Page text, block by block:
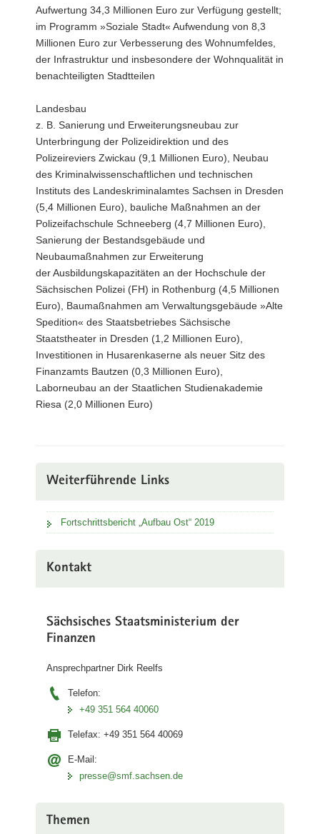
Aufwertung 34,3 Millionen Euro zur Verfügung gestellt;
im Programm »Soziale Stadt« Aufwendung von 8,3
Millionen Euro zur Verbesserung des Wohnumfeldes,
der Infrastruktur und insbesondere der Wohnqualität in
benachteiligten Stadtteilen
Landesbau
z. B. Sanierung und Erweiterungsneubau zur
Unterbringung der Polizeidirektion und des
Polizeireviers Zwickau (9,1 Millionen Euro), Neubau
des Kriminalwissenschaftlichen und technischen
Instituts des Landeskriminalamtes Sachsen in Dresden
(5,4 Millionen Euro), bauliche Maßnahmen an der
Polizeifachschule Schneeberg (4,7 Millionen Euro),
Sanierung der Bestandsgebäude und
Neubaumaßnahmen zur Erweiterung
der Ausbildungskapazitäten an der Hochschule der
Sächsischen Polizei (FH) in Rothenburg (4,5 Millionen
Euro), Baumaßnahmen am Verwaltungsgebäude »Alte
Spedition« des Staatsbetriebes Sächsische
Staatstheater in Dresden (1,2 Millionen Euro),
Investitionen in Husarenkaserne als neuer Sitz des
Finanzamts Bautzen (0,3 Millionen Euro),
Laborneubau an der Staatlichen Studienakademie
Riesa (2,0 Millionen Euro)
Weiterführende Links
Fortschrittsbericht „Aufbau Ost“ 2019
Kontakt
Sächsisches Staatsministerium der
Finanzen
Ansprechpartner Dirk Reelfs
Telefon:
+49 351 564 40060
Telefax: +49 351 564 40069
E-Mail:
presse@smf.sachsen.de
Themen